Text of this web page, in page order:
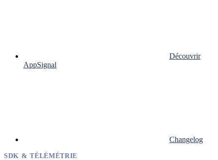
Découvrir
AppSignal
Changelog
SDK & TÉLÉMÉTRIE